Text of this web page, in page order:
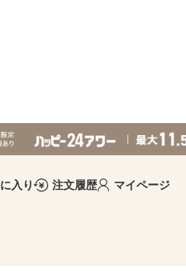
入り 注文履歴 マイページ